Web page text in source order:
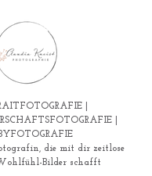
|
|
die mit dir zeitlose
Bilder schafft